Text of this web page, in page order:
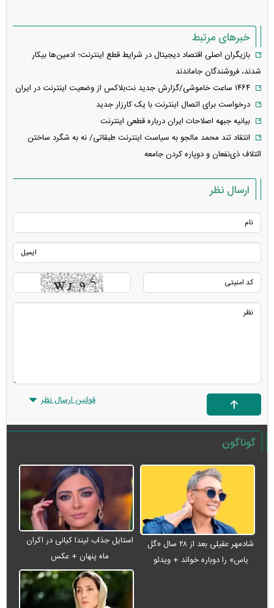
خبرهای مرتبط
بازیگران اصلی اقتصاد دیجیتال در شرایط قطع اینترنت؛ ادمین‌ها بیکار
شدند، فروشندگان جاماندند
۱۴۶۴ ساعت خاموشی/گزارش جدید نت‌بلاکس از وضعیت اینترنت در ایران
درخواست برای اتصال اینترنت با یک کارزار جدید
بیانیه جبهه اصلاحات ایران درباره قطعی اینترنت
انتقاد تند محمد مالجو به سیاست اینترنت طبقاتی/ نه به شگرد ساختن
ائتلاف ذی‌نفعان و دوپاره کردن جامعه
ارسال نظر
قوانین ارسال نظر
گوناگون
شادمهر عقیلی بعد از ۲۸ سال «گل
یاس» را دوباره خواند + ویدئو
استایل جذاب لیندا کیانی در اکران
ماه پنهان + عکس